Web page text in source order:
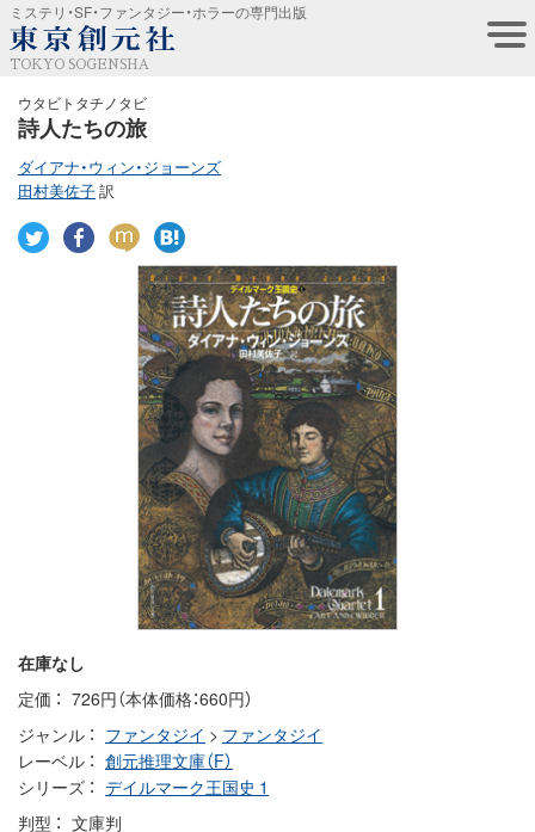
ミステリ・SF・ファンタジー・ホラーの専門出版
TOKYO SOGENSHA
ウタビトタチノタビ
詩人たちの旅
ダイアナ・ウィン・ジョーンズ
田村美佐子訳
在庫なし
定価
726円（本体価格：660円）
ジャンル
ファンタジイ > ファンタジイ
レーベル
創元推理文庫（F）
シリーズ
デイルマーク王国史 1
判型
文庫判